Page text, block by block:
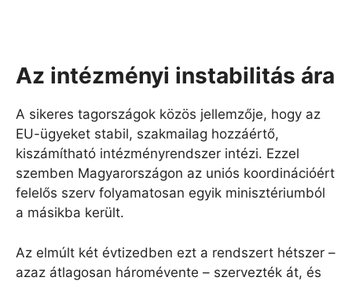
Az intézményi instabilitás ára
A sikeres tagországok közös jellemzője, hogy az
EU-ügyeket stabil, szakmailag hozzáértő,
kiszámítható intézményrendszer intézi. Ezzel
szemben Magyarországon az uniós koordinációért
felelős szerv folyamatosan egyik minisztériumból
a másikba került.
Az elmúlt két évtizedben ezt a rendszert hétszer –
azaz átlagosan háromévente – szervezték át, és